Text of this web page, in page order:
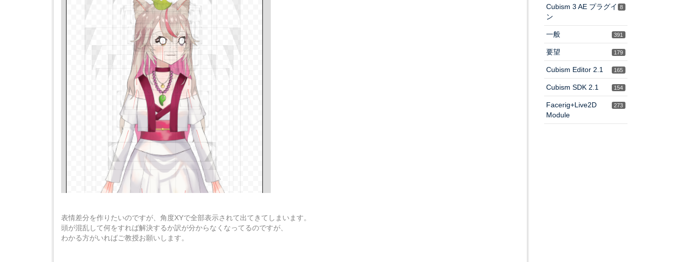
表情差分を作りたいのですが、角度XYで全部表示されて出てきてしまいます。
頭が混乱して何をすれば解決するか訳が分からなくなってるのですが、
わかる方がいればご教授お願いします。
8
Cubism 3 AE プラグイ
ン
391
一般
179
要望
165
Cubism Editor 2.1
154
Cubism SDK 2.1
273
Facerig+Live2D
Module